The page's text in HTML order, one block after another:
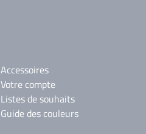
Accessoires
Votre compte
Listes de souhaits
Guide des couleurs